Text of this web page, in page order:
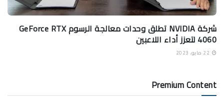
شركة NVIDIA تطلق وحدات معالجة الرسوم GeForce RTX
4060 لتعزز أداء اللاعبين
Premium Content